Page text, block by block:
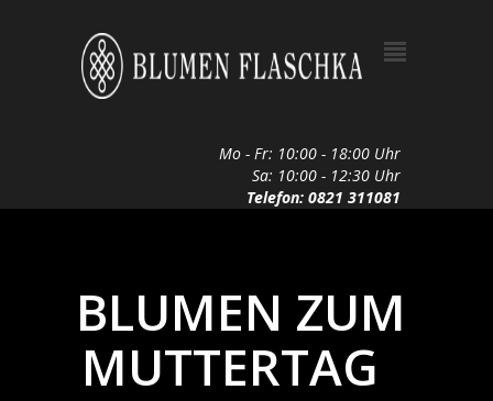
Mo - Fr: 10:00 - 18:00 Uhr
Sa: 10:00 - 12:30 Uhr
Telefon: 0821 311081
BLUMEN ZUM
MUTTERTAG